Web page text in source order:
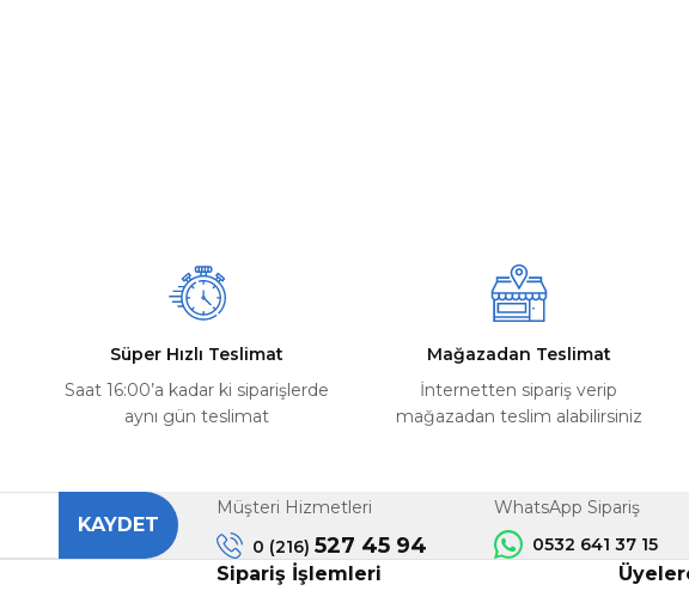
Süper Hızlı Teslimat
Saat 16:00’a kadar ki siparişlerde
aynı gün teslimat
Mağazadan Teslimat
İnternetten sipariş verip
mağazadan teslim alabilirsiniz
KAYDET
Müşteri Hizmetleri
0 (216) 527 45 94
WhatsApp Sipariş
0532 641 37 15
Sipariş İşlemleri